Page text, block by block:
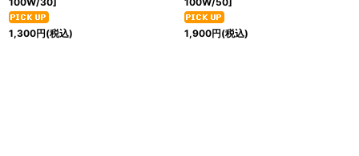
1,300円(税込) 1,900円(税込)